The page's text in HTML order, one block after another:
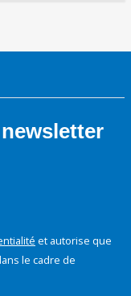
et autorise que
le cadre de